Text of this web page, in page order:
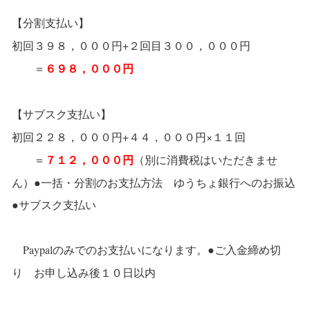
【分割支払い】
初回３９８，０００円+２回目３００，０００円
＝ ６９８，０００円
【サブスク支払い】
初回２２８，０００円+４４，０００円×１１回
＝ ７１２，０００円 （別に消費税はいただきませ
ん）●一括・分割のお支払方法ゆうちょ銀行へのお振込
●サブスク支払い
Paypalのみでのお支払いになります。●ご入金締め切
り お申し込み後１０日以内